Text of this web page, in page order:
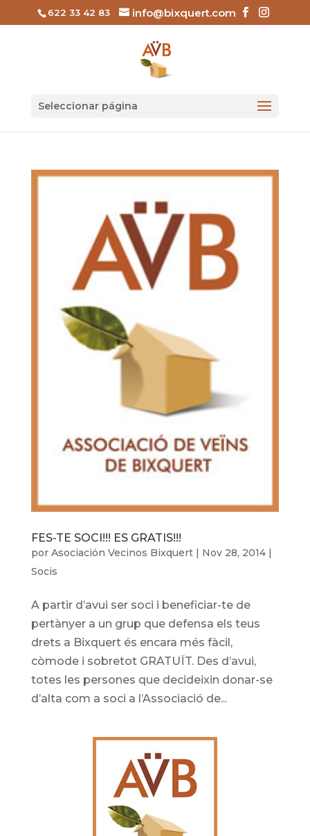
622 33 42 83 info@bixquert.com
Seleccionar página
FES-TE SOCI!!! ES GRATIS!!!
por Asociación Vecinos Bixquert| Nov 28, 2014|
Socis
A partir d’avui ser soci i beneficiar-te de
pertànyer a un grup que defensa els teus
drets a Bixquert és encara més fàcil,
còmode i sobretot GRATUÏT. Des d’avui,
totes les persones que decideixin donar-se
d’alta com a soci a l’Associació de...